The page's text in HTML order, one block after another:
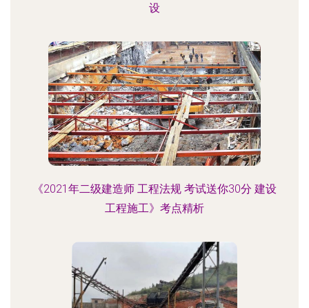
设
《2021年二级建造师 工程法规 考试送你30分 建设
工程施工》考点精析